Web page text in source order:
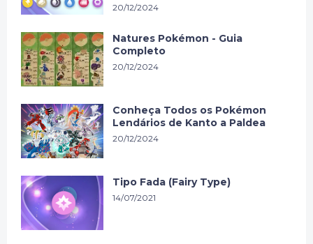
20/12/2024
Natures Pokémon - Guia
Completo
20/12/2024
Conheça Todos os Pokémon
Lendários de Kanto a Paldea
20/12/2024
Tipo Fada (Fairy Type)
14/07/2021